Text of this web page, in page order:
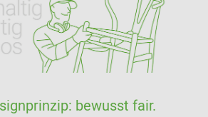
bewusst fair.